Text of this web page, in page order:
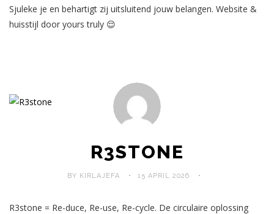
Sjuleke je en behartigt zij uitsluitend jouw belangen. Website &
huisstijl door yours truly 😌
R3STONE
BY KIRLAJEFA 15 APRIL 2026
R3stone = Re-duce, Re-use, Re-cycle. De circulaire oplossing